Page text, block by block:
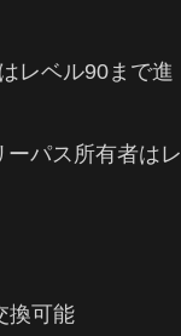
レベル90まで進
パス所有者はレ
換可能